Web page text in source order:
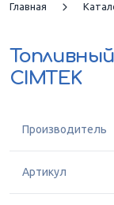
Главная
CIMTEK
Производитель
Артикул